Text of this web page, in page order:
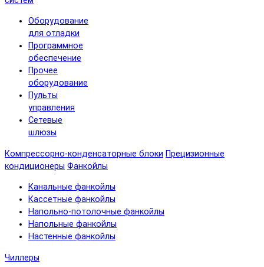
Оборудование
для отладки
Программное
обеспечение
Прочее
оборудование
Пульты
управления
Сетевые
шлюзы
Компрессорно-конденсаторные блоки Прецизионные
кондиционеры Фанкойлы
Канальные фанкойлы
Кассетные фанкойлы
Напольно-потолочные фанкойлы
Напольные фанкойлы
Настенные фанкойлы
Чиллеры